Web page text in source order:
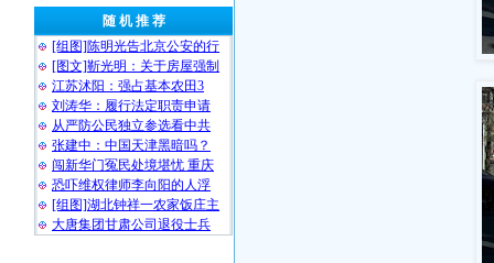
随 机 推 荐
[组图]陈明光告北京公安的行
[图文]靳光明：关于房屋强制
江苏沭阳：强占基本农田3
刘涛华：履行法定职责申请
从严防公民独立参选看中共
张建中：中国天津黑暗吗？
闯新华门冤民处境堪忧 重庆
恐吓维权律师李向阳的人浮
[组图]湖北钟祥一农家饭庄主
大唐集团甘肃公司退役士兵